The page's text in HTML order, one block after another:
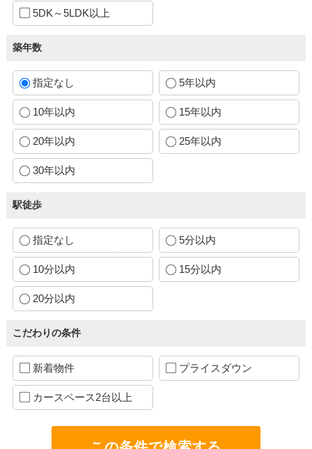
5DK～5LDK以上
築年数
指定なし 5年以内
10年以内 15年以内
20年以内 25年以内
30年以内
駅徒歩
指定なし 5分以内
10分以内 15分以内
20分以内
こだわりの条件
新着物件 プライスダウン
カースペース2台以上